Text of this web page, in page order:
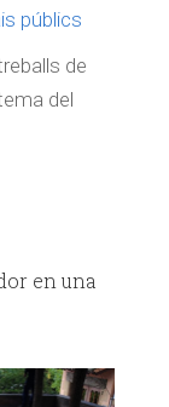
públics
de
del
en una